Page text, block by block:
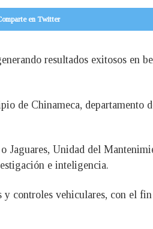
en Twitter
resultados exitosos en
de Chinameca, departamento
Jaguares, Unidad del
e inteligencia.
y controles vehiculares, con el